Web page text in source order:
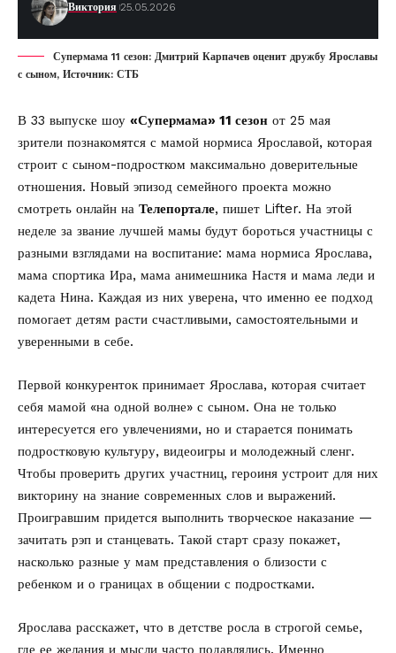
Виктория 25.05.2026
Супермама 11 сезон: Дмитрий Карпачев оценит дружбу Ярославы
с сыном, Источник: СТБ
В 33 выпуске шоу «Супермама» 11 сезон от 25 мая
зрители познакомятся с мамой нормиса Ярославой, которая
строит с сыном-подростком максимально доверительные
отношения. Новый эпизод семейного проекта можно
смотреть онлайн на Телепортале, пишет Lifter. На этой
неделе за звание лучшей мамы будут бороться участницы с
разными взглядами на воспитание: мама нормиса Ярослава,
мама спортика Ира, мама анимешника Настя и мама леди и
кадета Нина. Каждая из них уверена, что именно ее подход
помогает детям расти счастливыми, самостоятельными и
уверенными в себе.
Первой конкуренток принимает Ярослава, которая считает
себя мамой «на одной волне» с сыном. Она не только
интересуется его увлечениями, но и старается понимать
подростковую культуру, видеоигры и молодежный сленг.
Чтобы проверить других участниц, героиня устроит для них
викторину на знание современных слов и выражений.
Проигравшим придется выполнить творческое наказание —
зачитать рэп и станцевать. Такой старт сразу покажет,
насколько разные у мам представления о близости с
ребенком и о границах в общении с подростками.
Ярослава расскажет, что в детстве росла в строгой семье,
где ее желания и мысли часто подавлялись. Именно